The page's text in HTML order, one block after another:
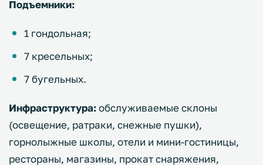
Подъемники:
1 гондольная;
7 кресельных;
7 бугельных.
Инфраструктура:обслуживаемые склоны
(освещение, ратраки, снежные пушки),
горнолыжные школы, отели и мини-гостиницы,
рестораны, магазины, прокат снаряжения,